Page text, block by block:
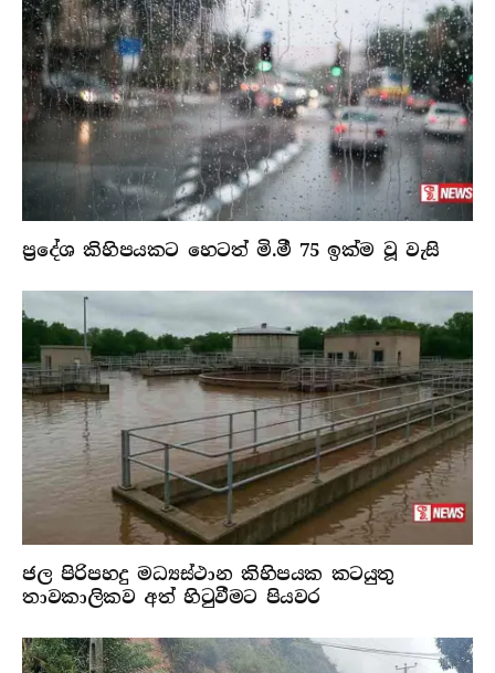
ප්‍රදේශ කිහිපයකට හෙටත් මි.මී 75 ඉක්ම වූ වැසි
ජල පිරිපහදු මධ්‍යස්ථාන කිහිපයක කටයුතු
තාවකාලිකව අත් හිටුවීමට පියවර